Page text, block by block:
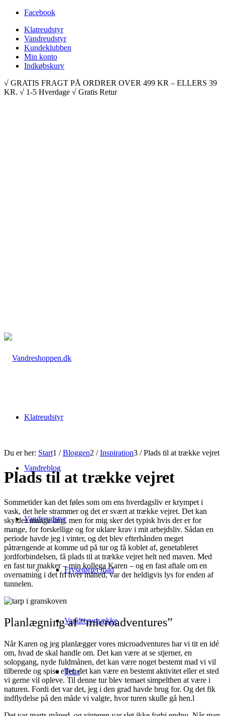
Facebook
Klatreudstyr
Vandreudstyr
Kundeklubben
Min konto
Indkøbskurv
√ GRATIS FRAGT PÅ ORDRER OVER 499 KR – ELLERS 39
KR. √ 1-5 Hverdage √ Gratis Retur
Klatreudstyr
Vandreblog
Vandreudstyr
Frysetørret mad
Vandrerygsække
Telte
Du er her: Start1 / Bloggen2 / Inspiration3 / Plads til at trække vejret
Plads til at trække vejret
Sommetider kan det føles som om ens hverdagsliv er krympet i
vask, det hele strammer og det er svært at trække vejret. Det kan
skyldes mange ting, men for mig sker det typisk hvis der er for
mange, for forskellige og for uklare krav i mit arbejdsliv. Sådan en
periode havde jeg i vinter, og det blev efterhånden meget
påtrængende at komme ud på tur og få koblet af, genetableret
jordforbindelsen, få plads til at trække vejret helt ned maven. Med
en fast tur makker – min kollega Karen – og en fast aftale om en
overnatning i det fri hver måned, var der heldigvis lys for enden af
tunnelen.
Planlægning af “microadventures”
Når Karen og jeg planlægger vores microadventures har vi tit en idé
om, hvad de skal handle om. Det kan være at se stjerner, en
solopgang, nyde fuldmånen, det kan være noget bestemt mad vi vil
tilberede og spise eller, det kan være en bestemt aktivitet eller et sted
vi gerne vil opleve. Til denne tur blev temaet simpelthen at være i
naturen. Fordi det var det, jeg i den grad havde brug for. Og det fik
indflydelse på den måde vi valgte, hvor turen skulle gå hen.l